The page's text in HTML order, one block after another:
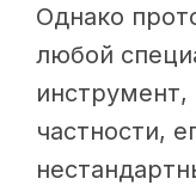
Однако
любой
частности,